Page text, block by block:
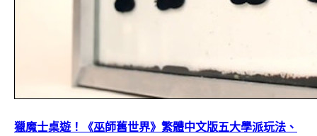
獵魔士桌遊！《巫師舊世界》繁體中文版五大學派玩法、